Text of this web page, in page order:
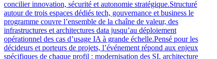
concilier innovation, sécurité et autonomie stratégique.Structuré
autour de trois espaces dédiés tech, gouvernance et business le
programme couvre l’ensemble de la chaîne de valeur, des
infrastructures et architectures data jusqu’au déploiement
opérationnel des cas d’usage IA à grande échelle.Pensé pour les
décideurs et porteurs de projets, l’événement répond aux enjeux
spécifiques de chaque profil : modernisation des SI, architecture